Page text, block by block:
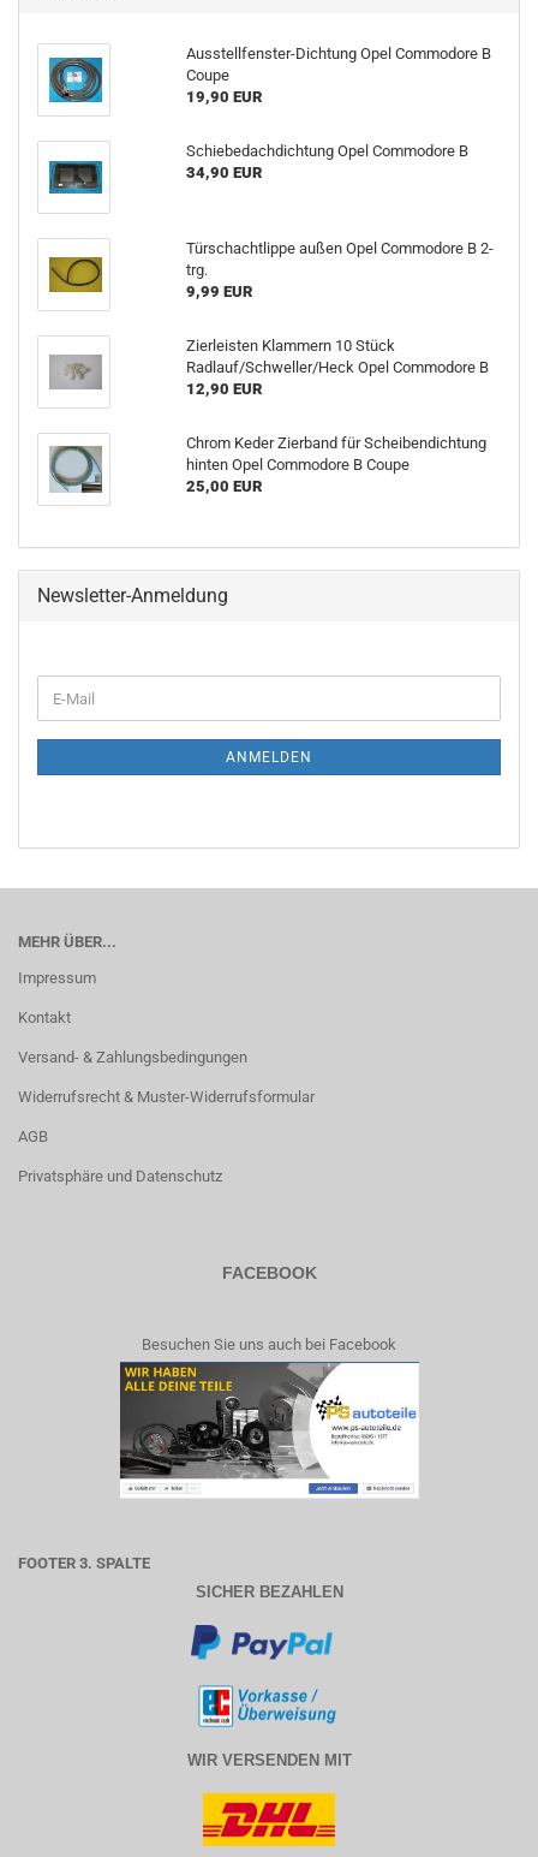
Ausstellfenster-Dichtung Opel Commodore B
Coupe
19,90 EUR
Schiebedachdichtung Opel Commodore B
34,90 EUR
Türschachtlippe außen Opel Commodore B 2-
trg.
9,99 EUR
Zierleisten Klammern 10 Stück
Radlauf/Schweller/Heck Opel Commodore B
12,90 EUR
Chrom Keder Zierband für Scheibendichtung
hinten Opel Commodore B Coupe
25,00 EUR
Newsletter-Anmeldung
ANMELDEN
MEHR ÜBER...
Impressum
Kontakt
Versand- & Zahlungsbedingungen
Widerrufsrecht & Muster-Widerrufsformular
AGB
Privatsphäre und Datenschutz
FACEBOOK
Besuchen Sie uns auch bei Facebook
FOOTER 3. SPALTE
SICHER BEZAHLEN
WIR VERSENDEN MIT